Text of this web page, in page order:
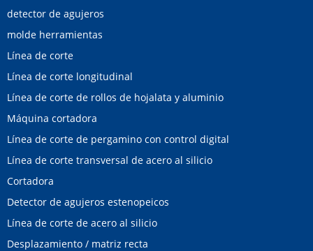
detector de agujeros
molde herramientas
Línea de corte
Línea de corte longitudinal
Línea de corte de rollos de hojalata y aluminio
Máquina cortadora
Línea de corte de pergamino con control digital
Línea de corte transversal de acero al silicio
Cortadora
Detector de agujeros estenopeicos
Línea de corte de acero al silicio
Desplazamiento / matriz recta